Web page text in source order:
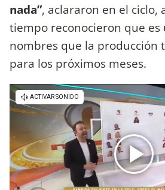
nada”, aclararon en el ciclo,
tiempo reconocieron que es
nombres que la producción
para los próximos meses.